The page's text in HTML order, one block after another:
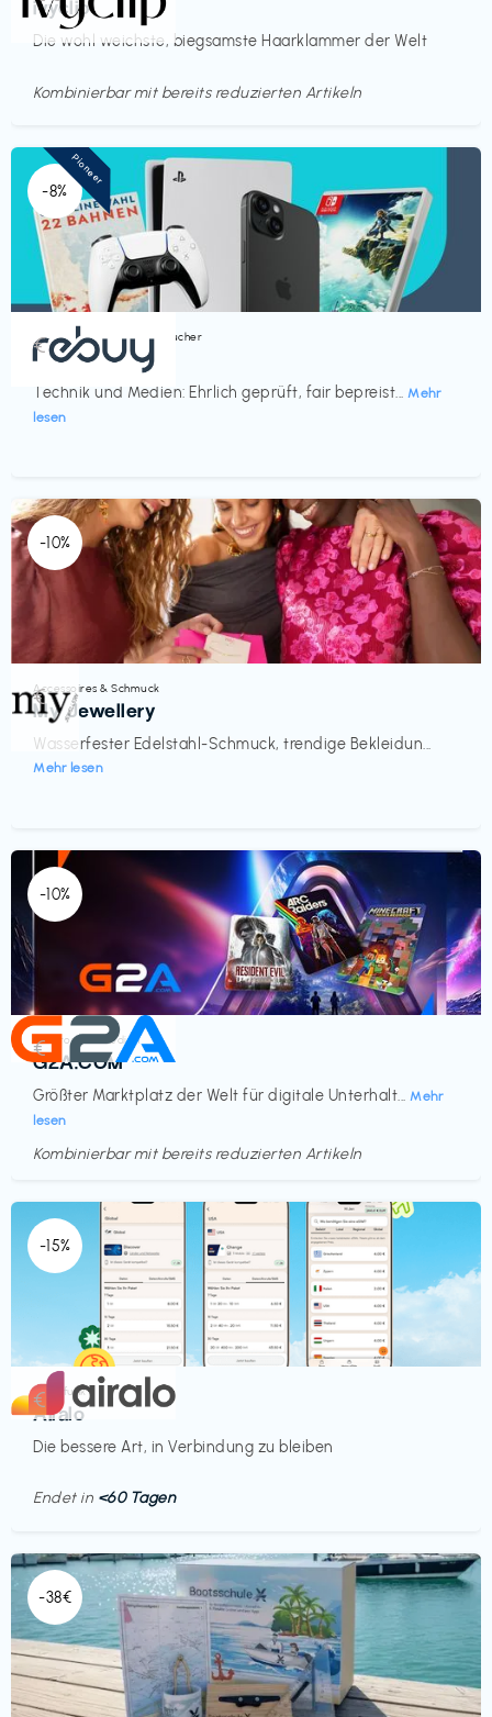
ivyclip
Die wohl weichste, biegsamste Haarklammer der Welt
Kombinierbar mit bereits reduzierten Artikeln
-8%
Bücher, Magazine & Hörbücher
rebuy
Technik und Medien: Ehrlich geprüft, fair bepreist... Mehr
lesen
€‎
Pioneer
-10%
Accessoires & Schmuck
My Jewellery
Wasserfester Edelstahl-Schmuck, trendige Bekleidun...
Mehr lesen
€‎
-10%
Elektronik & Medien
G2A.COM
Größter Marktplatz der Welt für digitale Unterhalt... Mehr
lesen
€‎
Kombinierbar mit bereits reduzierten Artikeln
-15%
Mobilfunk
Airalo
Die bessere Art, in Verbindung zu bleiben
€‎
Endet in <60 Tagen
-38€